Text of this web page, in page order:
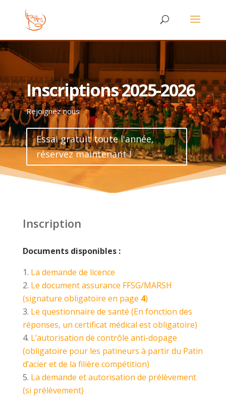
Inscriptions 2025-2026
Rejoignez nous
Essai gratuit toute l'année,
réservez maintenant !
Inscription
Documents disponibles :
La demande de licence
Le document assurance FFSG/MARSH
(signature obligatoire en page 4)
Le questionnaire de santé (En fonction des
réponses, un certificat médical est obligatoire)
L’autorisation de contrôle anti-dopage
(obligatoire pour les patineurs à partir du Patin
d’acier et de la filière compétition)
La demande et autorisation de prélèvement
(si prélèvement)